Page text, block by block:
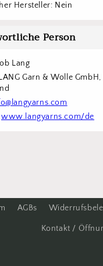
Hersteller: Nein
Person
Lang
Garn & Wolle
www.langyarns.com/de
AGBs
Kontakt /